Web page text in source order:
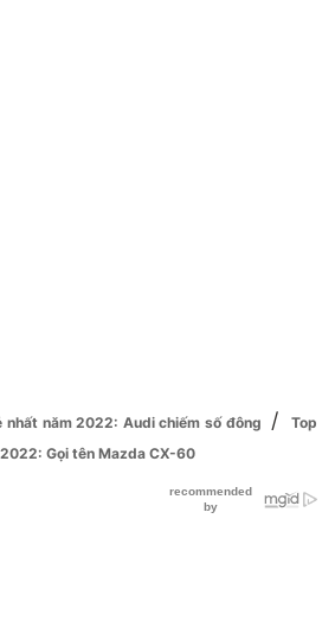
nhất năm 2022: Audi chiếm số đông /
Top
Gọi tên Mazda CX-60